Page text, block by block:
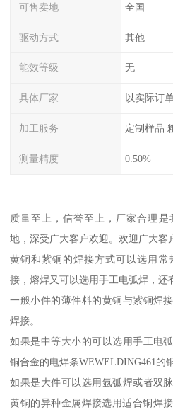
可售卖地 全国
驱动方式 其他
能效等级 无
具体厂家 以实际订
加工服务 定制样品
测量精度 0.50%
质量至上，信誉至上，厂家合理
地，深受广大客户欢迎。欢迎广大客
黄铜和紫铜的焊接方式可以选用
接，熔焊又可以选用手工电弧焊，还
一般小件的薄件料的黄铜与紫铜焊
焊接。
如果是中等大小的可以选用手工电
铜合金的电焊条WEWELDING461的
如果是大件可以选用氩弧焊或者双
黄铜的异种金属焊接选用适合铜焊